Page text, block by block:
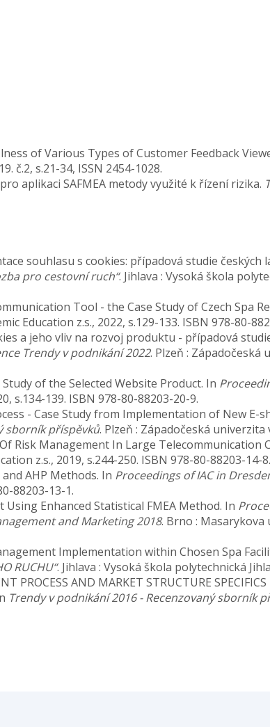
of Various Types of Customer Feedback
č.2, s.21-34, ISSN 2454-1028.
aplikaci SAFMEA metody využité k řízení rizika.
souhlasu s cookies: případová studie českých
pro cestovní ruch“. Jihlava : Vysoká škola
Tool - the Case Study of Czech Spa
Education z.s., 2022, s.129-133. ISBN 978-80-
a jeho vliv na rozvoj produktu - případová
Trendy v podnikání 2022. Plzeň : Západočeská
of the Selected Website Product. In
s.134-139. ISBN 978-80-88203-20-9.
- Case Study from Implementation of New E-
sborník příspěvků. Plzeň : Západočeská univerzita
Of Risk Management In Large Telecommunication
z.s., 2019, s.244-250. ISBN 978-80-88203-14-8.
and AHP Methods. In Proceedings of IAC in
88203-13-1.
Using Enhanced Statistical FMEA Method. In
and Marketing 2018. Brno : Masarykova
Implementation within Chosen Spa
RUCHU“. Jihlava : Vysoká škola polytechnická
PROCESS AND MARKET STRUCTURE
Trendy v podnikání 2016 - Recenzovaný sborník